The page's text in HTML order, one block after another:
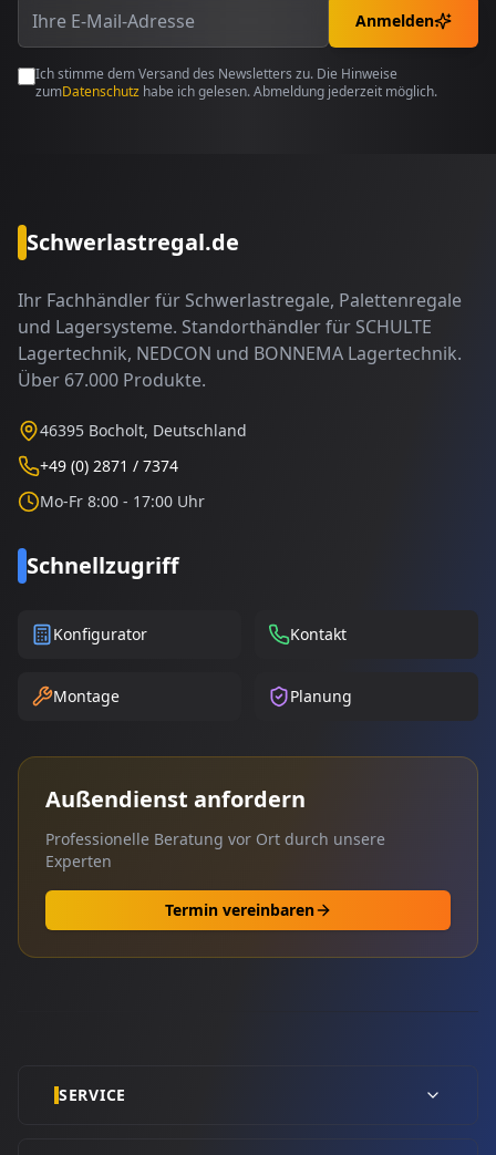
Anmelden
Ich stimme dem Versand des Newsletters zu. Die Hinweise
zumDatenschutz habe ich gelesen. Abmeldung jederzeit möglich.
Schwerlastregal.de
Ihr Fachhändler für Schwerlastregale, Palettenregale
und Lagersysteme. Standorthändler für SCHULTE
Lagertechnik, NEDCON und BONNEMA Lagertechnik.
Über 67.000 Produkte.
46395 Bocholt, Deutschland
+49 (0) 2871 / 7374
Mo-Fr 8:00 - 17:00 Uhr
Schnellzugriff
Konfigurator Kontakt
Montage Planung
Außendienst anfordern
Professionelle Beratung vor Ort durch unsere
Experten
Termin vereinbaren
SERVICE